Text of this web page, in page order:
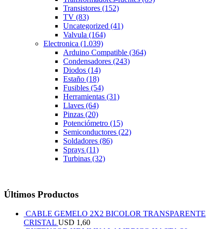
Transistores (152)
TV (83)
Uncategorized (41)
Valvula (164)
Electronica (1.039)
Arduino Compatible (364)
Condensadores (243)
Diodos (14)
Estaño (18)
Fusibles (54)
Herramientas (31)
Llaves (64)
Pinzas (20)
Potenciómetro (15)
Semiconductores (22)
Soldadores (86)
Sprays (11)
Turbinas (32)
Últimos Productos
CABLE GEMELO 2X2 BICOLOR TRANSPARENTE
CRISTAL USD 1,60